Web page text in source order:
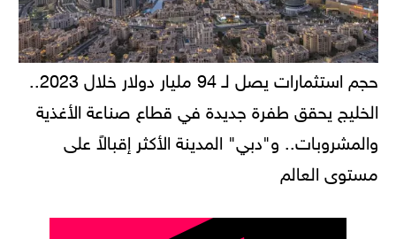
حجم استثمارات يصل لـ 94 مليار دولار خلال 2023..
الخليج يحقق طفرة جديدة في قطاع صناعة الأغذية
والمشروبات.. و"دبي" المدينة الأكثر إقبالاً على
مستوى العالم